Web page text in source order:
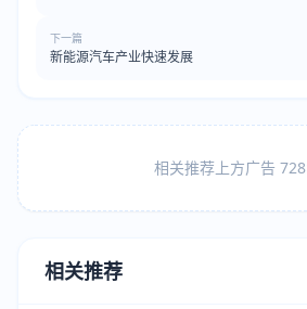
下一篇
新能源汽车产业快速发展
相关推荐上方广告
相关推荐